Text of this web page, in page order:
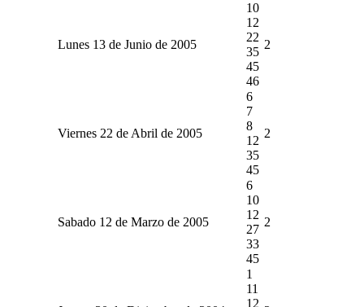
Lunes 13 de Junio de 2005
10
12
22
35
45
46
2
Viernes 22 de Abril de 2005
6
7
8
12
35
45
2
Sabado 12 de Marzo de 2005
6
10
12
27
33
45
2
1
11
12